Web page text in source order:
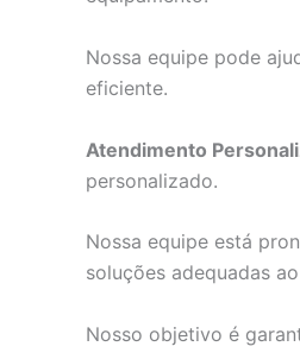
Nossa equipe pode
eficiente.
Atendimento
personalizado.
Nossa equipe está
soluções adequadas
Nosso objetivo é